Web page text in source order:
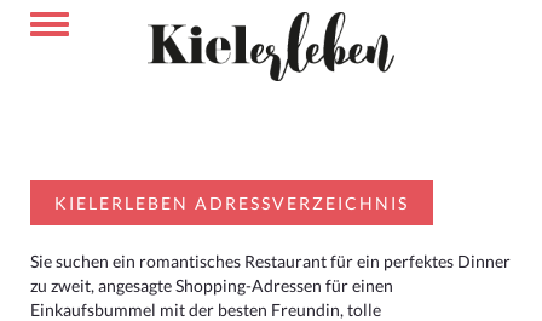
KIELERLEBEN ADRESSVERZEICHNIS
Sie suchen ein romantisches Restaurant für ein perfektes Dinner
zu zweit, angesagte Shopping-Adressen für einen
Einkaufsbummel mit der besten Freundin, tolle